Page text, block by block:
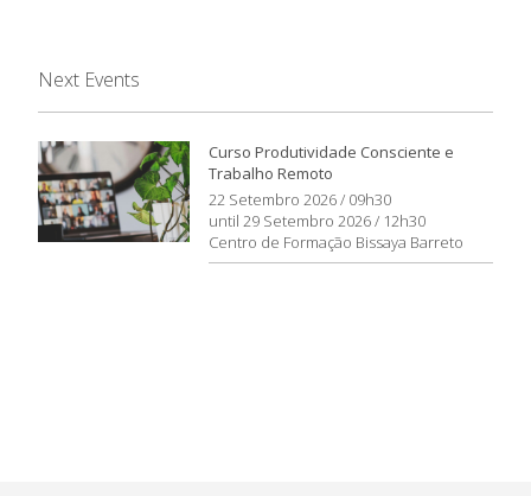
Next Events
Curso Produtividade Consciente e
Trabalho Remoto
22 Setembro 2026 / 09h30
until 29 Setembro 2026 / 12h30
Centro de Formação Bissaya Barreto